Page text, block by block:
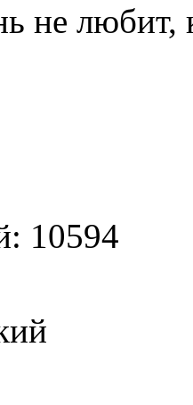
не любит,
10594